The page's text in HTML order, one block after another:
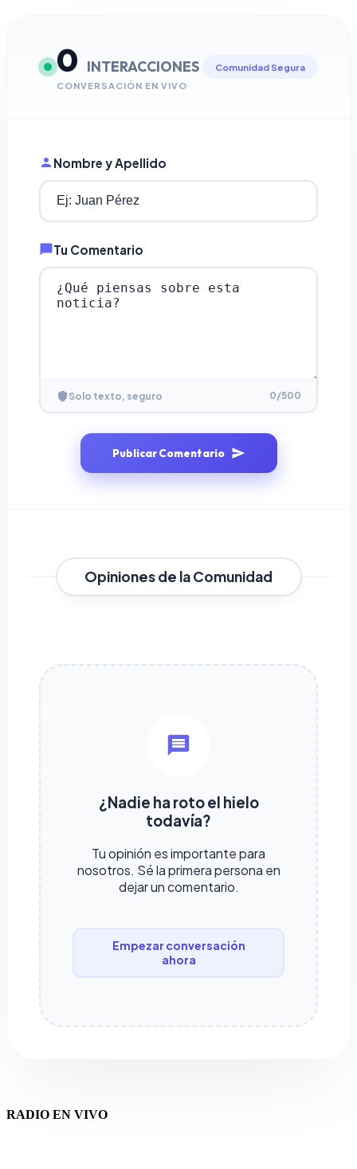
0 INTERACCIONES
CONVERSACIÓN EN VIVO
Comunidad Segura
Nombre y Apellido
Tu Comentario
Solo texto, seguro 0/500
Publicar Comentario
Opiniones de la Comunidad
¿Nadie ha roto el hielo
todavía?
Tu opinión es importante para
nosotros. Sé la primera persona en
dejar un comentario.
Empezar conversación
ahora
RADIO EN VIVO